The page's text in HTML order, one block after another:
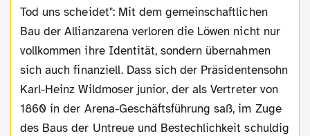
Tod uns scheidet": Mit dem gemeinschaftlichen
Bau der Allianzarena verloren die Löwen nicht nur
vollkommen ihre Identität, sondern übernahmen
sich auch finanziell. Dass sich der Präsidentensohn
Karl-Heinz Wildmoser junior, der als Vertreter von
1860 in der Arena-Geschäftsführung saß, im Zuge
des Baus der Untreue und Bestechlichkeit schuldig